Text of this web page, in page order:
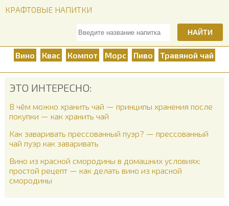
КРАФТОВЫЕ НАПИТКИ
НАЙТИ
Вино Квас Компот Морс Пиво Травяной чай
ЭТО ИНТЕРЕСНО:
В чём можно хранить чай — принципы хранения после
покупки — как хранить чай
Как заваривать прессованный пуэр? — прессованный
чай пуэр как заваривать
Вино из красной смородины в домашних условиях:
простой рецепт — как делать вино из красной
смородины